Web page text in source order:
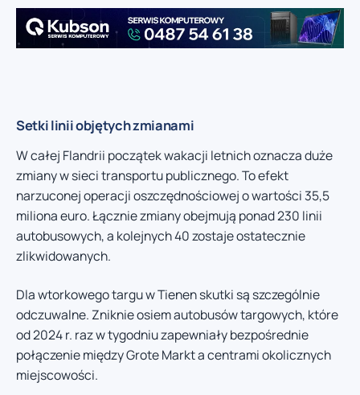
Setki linii objętych zmianami
W całej Flandrii początek wakacji letnich oznacza duże
zmiany w sieci transportu publicznego. To efekt
narzuconej operacji oszczędnościowej o wartości 35,5
miliona euro. Łącznie zmiany obejmują ponad 230 linii
autobusowych, a kolejnych 40 zostaje ostatecznie
zlikwidowanych.
Dla wtorkowego targu w Tienen skutki są szczególnie
odczuwalne. Zniknie osiem autobusów targowych, które
od 2024 r. raz w tygodniu zapewniały bezpośrednie
połączenie między Grote Markt a centrami okolicznych
miejscowości.